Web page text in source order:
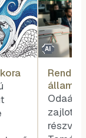
AI
voksot
Odaát,
zajlott